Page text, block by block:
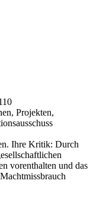
Projekten,
Ihre Kritik: Durch
vorenthalten und das